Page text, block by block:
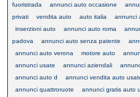
fuoristrada
annunci auto occasione
privati
vendita auto auto italia annunci
inserzioni auto
annunci auto roma
padova
annunci auto senza patente
annunci auto verona
motore auto
annunci usate
annunci aziendali
annunci auto d
annunci vendita auto
annunci quattroruote
annunci gratis auto